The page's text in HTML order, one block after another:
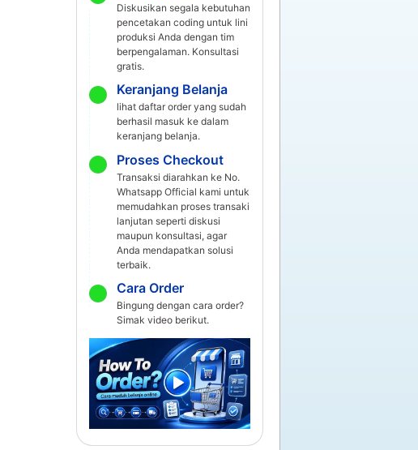
Diskusikan segala kebutuhan
pencetakan coding untuk lini
produksi Anda dengan tim
berpengalaman. Konsultasi
gratis.
Keranjang Belanja
lihat daftar order yang sudah
berhasil masuk ke dalam
keranjang belanja.
Proses Checkout
Transaksi diarahkan ke No.
Whatsapp Official kami untuk
memudahkan proses transaki
lanjutan seperti diskusi
maupun konsultasi, agar
Anda mendapatkan solusi
terbaik.
Cara Order
Bingung dengan cara order?
Simak video berikut.